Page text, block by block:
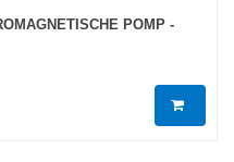
POMP -